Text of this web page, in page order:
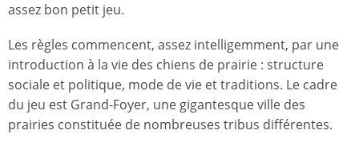
assez bon petit jeu.
Les règles commencent, assez intelligemment, par une
introduction à la vie des chiens de prairie : structure
sociale et politique, mode de vie et traditions. Le cadre
du jeu est Grand-Foyer, une gigantesque ville des
prairies constituée de nombreuses tribus différentes.